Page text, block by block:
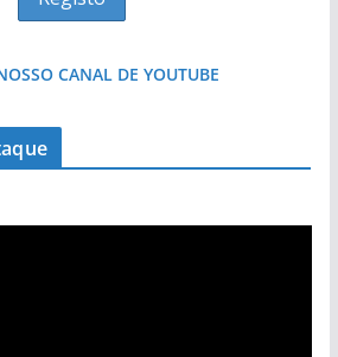
CANAL DE YOUTUBE
3 euros cada. Nova rota
no Algarve